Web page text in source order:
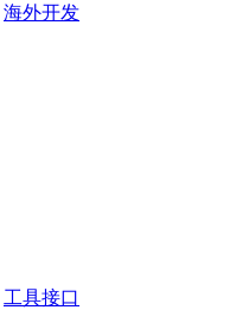
海外开发
工具接口